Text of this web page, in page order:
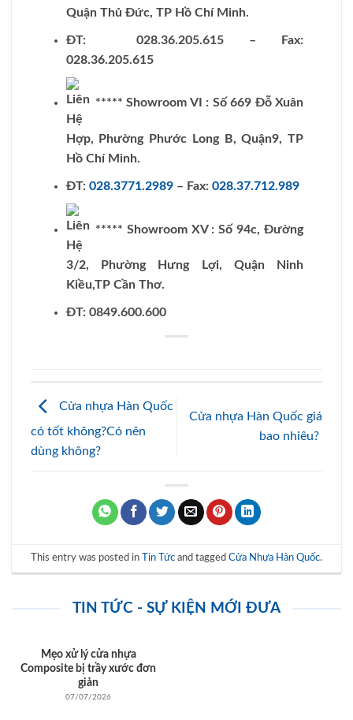
Quận Thủ Đức, TP Hồ Chí Minh.
ĐT: 028.36.205.615 – Fax:
028.36.205.615
***** Showroom VI : Số 669 Đỗ Xuân
Hợp, Phường Phước Long B, Quận9, TP
Hồ Chí Minh.
ĐT: 028.3771.2989– Fax: 028.37.712.989
***** Showroom XV : Số 94c, Đường
3/2, Phường Hưng Lợi, Quận Ninh
Kiều,TP Cần Thơ.
ĐT: 0849.600.600
Cửa nhựa Hàn Quốc
có tốt không?Có nên
dùng không?
Cửa nhựa Hàn Quốc giá
bao nhiêu?
This entry was posted in Tin Tức and tagged Cửa Nhựa Hàn Quốc.
TIN TỨC - SỰ KIỆN MỚI ĐƯA
Mẹo xử lý cửa nhựa
Composite bị trầy xước đơn
giản
07/07/2026